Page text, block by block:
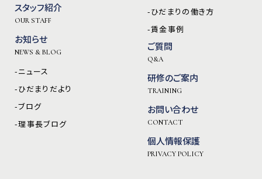
スタッフ紹介
OUR STAFF
お知らせ
NEWS & BLOG
-ニュース
-ひだまりだより
-ブログ
-理事長ブログ
-ひだまりの働き方
-賃金事例
ご質問
Q&A
研修のご案内
TRAINING
お問い合わせ
CONTACT
個人情報保護
PRIVACY POLICY